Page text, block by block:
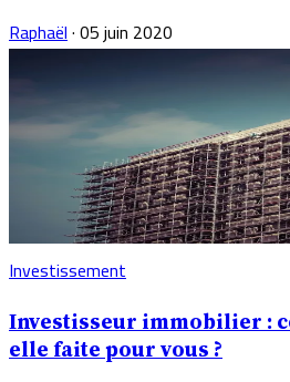
Raphaël·05 juin 2020
Investissement
Investisseur immobilier :
elle faite pour vous ?